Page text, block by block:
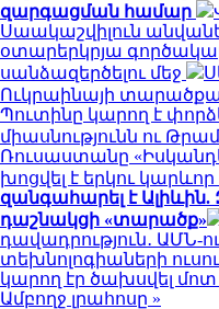
զարգացման համար
Սաակաշվիլուն
օտարերկրյա
սանձազերծելու մեջ
Ուկրաինայի
Պուտինը կարող է
միասնությունն ու
Ռուսաստանը
խոցվել է երկու կարևոր
զանգահարել է Ալիևին.
դաշնակցի «տարածք»
դավադրություն․ ԱՄՆ-
տեխնոլոգիաների
կարող էր ծախսվել մոտ
Ամբողջ լրահոսը »